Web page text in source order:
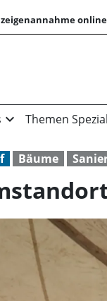
online
expand_more Themen Spezial
Bäume